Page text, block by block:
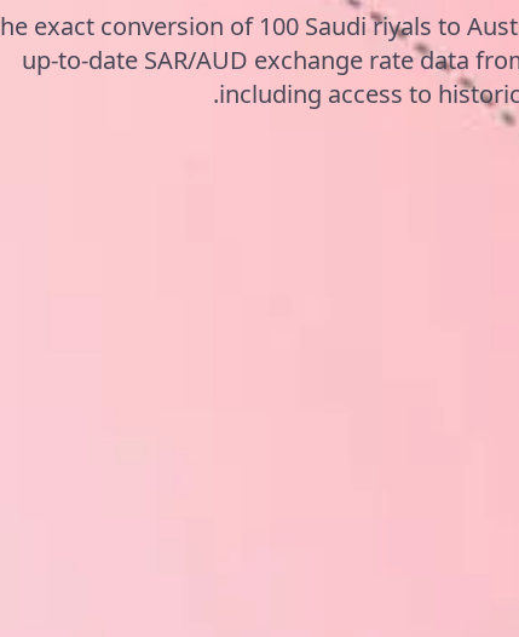
exact conversion of 100 Saudi riyals to
up-to-date SAR/AUD exchange rate data
including access to